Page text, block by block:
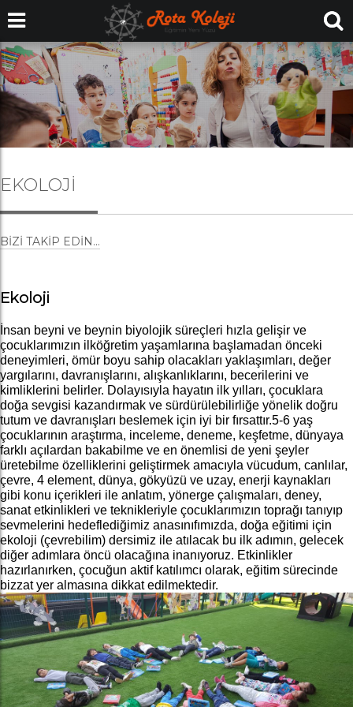
EKOLOJI
BIZI TAKIP EDIN...
Ekoloji
İnsan beyni ve beynin biyolojik süreçleri hızla gelişir ve
çocuklarımızın ilköğretim yaşamlarına başlamadan önceki
deneyimleri, ömür boyu sahip olacakları yaklaşımları, değer
yargılarını, davranışlarını, alışkanlıklarını, becerilerini ve
kimliklerini belirler. Dolayısıyla hayatın ilk yılları, çocuklara
doğa sevgisi kazandırmak ve sürdürülebilirliğe yönelik doğru
tutum ve davranışları beslemek için iyi bir fırsattır.5-6 yaş
çocuklarının araştırma, inceleme, deneme, keşfetme, dünyaya
farklı açılardan bakabilme ve en önemlisi de yeni şeyler
üretebilme özelliklerini geliştirmek amacıyla vücudum, canlılar,
çevre, 4 element, dünya, gökyüzü ve uzay, enerji kaynakları
gibi konu içerikleri ile anlatım, yönerge çalışmaları, deney,
sanat etkinlikleri ve teknikleriyle çocuklarımızın toprağı tanıyıp
sevmelerini hedeflediğimiz anasınıfımızda, doğa eğitimi için
ekoloji (çevrebilim) dersimiz ile atılacak bu ilk adımın, gelecek
diğer adımlara öncü olacağına inanıyoruz. Etkinlikler
hazırlanırken, çocuğun aktif katılımcı olarak, eğitim sürecinde
bizzat yer almasına dikkat edilmektedir.